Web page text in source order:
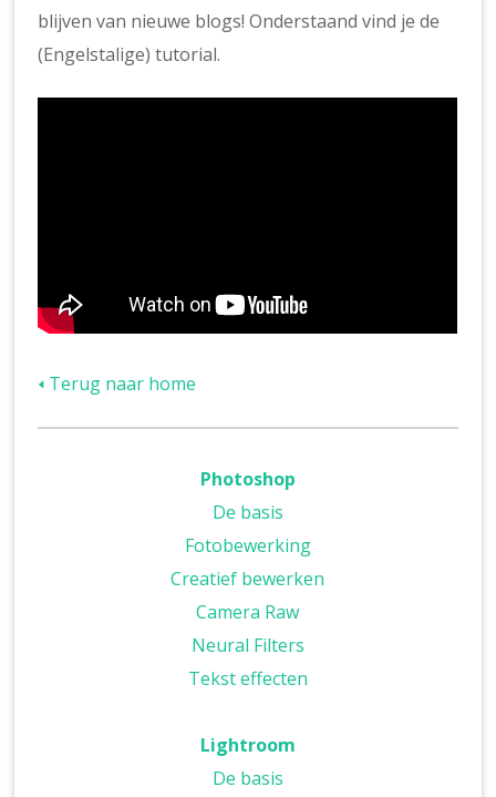
blijven van nieuwe blogs! Onderstaand vind je de
(Engelstalige) tutorial.
🢐 Terug naar home
Photoshop
De basis
Fotobewerking
Creatief bewerken
Camera Raw
Neural Filters
Tekst effecten
Lightroom
De basis